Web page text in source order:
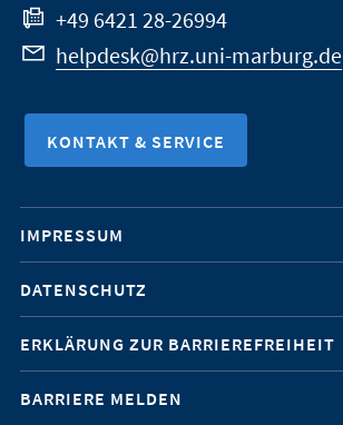
+49 6421 28-26994
helpdesk@hrz.uni-marburg.de
KONTAKT & SERVICE
Mobile-
Service-
Navigation
IMPRESSUM
DATENSCHUTZ
ERKLÄRUNG ZUR BARRIEREFREIHEIT
BARRIERE MELDEN